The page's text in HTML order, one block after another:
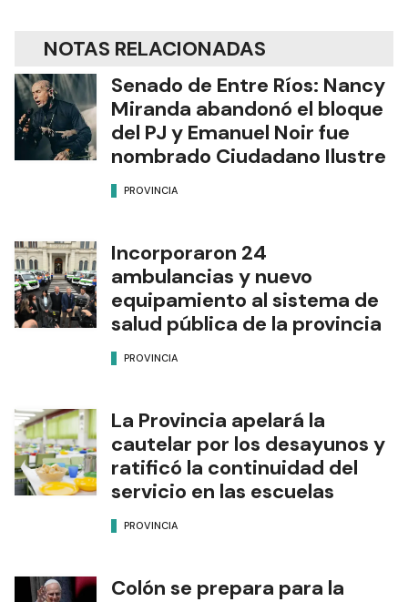
NOTAS RELACIONADAS
Senado de Entre Ríos: Nancy
Miranda abandonó el bloque
del PJ y Emanuel Noir fue
nombrado Ciudadano Ilustre
PROVINCIA
Incorporaron 24
ambulancias y nuevo
equipamiento al sistema de
salud pública de la provincia
PROVINCIA
La Provincia apelará la
cautelar por los desayunos y
ratificó la continuidad del
servicio en las escuelas
PROVINCIA
Colón se prepara para la